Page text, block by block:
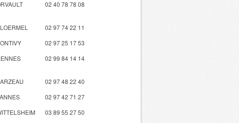
02 40 78 78 08
02 97 74 22 11
02 97 25 17 53
02 99 84 14 14
02 97 48 22 40
02 97 42 71 27
03 89 55 27 50